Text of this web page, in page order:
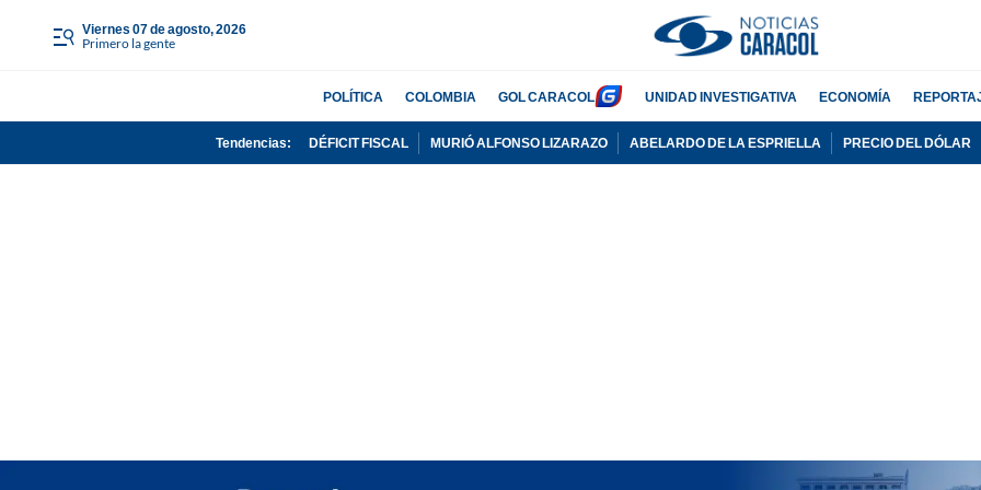
viernes 07 de agosto, 2026
Primero la gente
POLÍTICA COLOMBIA GOL CARACOL UNIDAD INVESTIGATIVA ECONOMÍA
Tendencias: DÉFICIT FISCAL MURIÓ ALFONSO LIZARAZO ABELARDO DE LA ESPRIELLA PRECIO DEL DÓLAR